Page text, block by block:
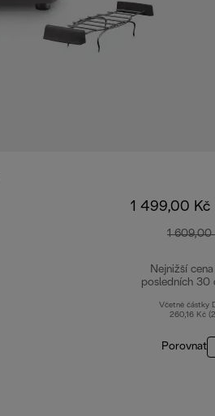
1 499,00 Kč
1 609,00
Nejnižší
posledních 30
Včetně částky
260,16 Kč
Porovnat